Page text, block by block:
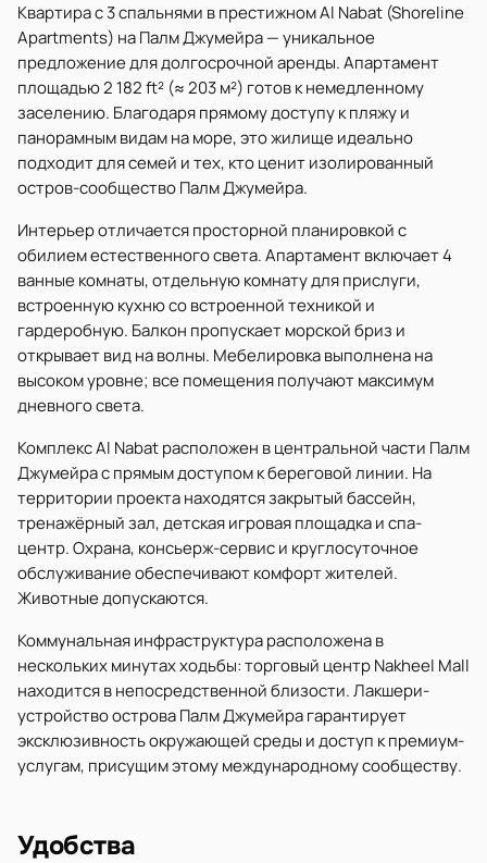
Квартира с 3 спальнями в престижном Al Nabat (Shoreline
Apartments) на Палм Джумейра — уникальное
предложение для долгосрочной аренды. Апартамент
площадью 2 182 ft² (≈ 203 м²) готов к немедленному
заселению. Благодаря прямому доступу к пляжу и
панорамным видам на море, это жилище идеально
подходит для семей и тех, кто ценит изолированный
остров-сообщество Палм Джумейра.
Интерьер отличается просторной планировкой с
обилием естественного света. Апартамент включает 4
ванные комнаты, отдельную комнату для прислуги,
встроенную кухню со встроенной техникой и
гардеробную. Балкон пропускает морской бриз и
открывает вид на волны. Мебелировка выполнена на
высоком уровне; все помещения получают максимум
дневного света.
Комплекс Al Nabat расположен в центральной части Палм
Джумейра с прямым доступом к береговой линии. На
территории проекта находятся закрытый бассейн,
тренажёрный зал, детская игровая площадка и спа-
центр. Охрана, консьерж-сервис и круглосуточное
обслуживание обеспечивают комфорт жителей.
Животные допускаются.
Коммунальная инфраструктура расположена в
нескольких минутах ходьбы: торговый центр Nakheel Mall
находится в непосредственной близости. Лакшери-
устройство острова Палм Джумейра гарантирует
эксклюзивность окружающей среды и доступ к премиум-
услугам, присущим этому международному сообществу.
Удобства